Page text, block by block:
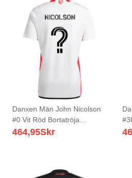
Danxen Män John Nicolson
#0 Vit Röd Bortatröja
Matchtröjor 2025/26 Tröjor
464,95Skr